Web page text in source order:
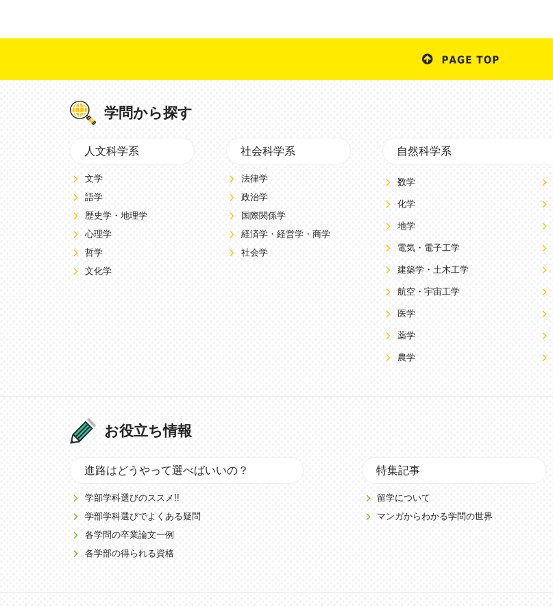
学問から探す
人文科学系
文学
語学
歴史学・地理学
心理学
哲学
文化学
社会科学系
法律学
政治学
国際関係学
経済学・経営学・商学
社会学
自然科学系
数学
化学
地学
電気・電子工学
建築学・土木工学
航空・宇宙工学
医学
薬学
農学
お役立ち情報
進路はどうやって選べばいいの？
学部学科選びのススメ!!
学部学科選びでよくある疑問
各学問の卒業論文一例
各学部の得られる資格
特集記事
留学について
マンガからわかる学問の世界